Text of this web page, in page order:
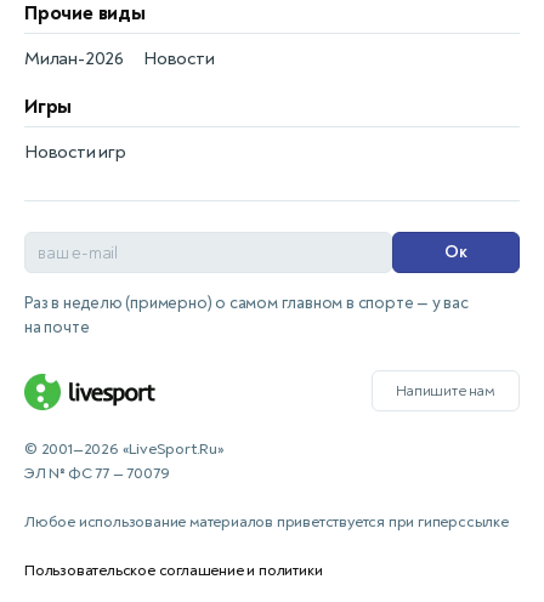
Прочие виды
Новости
Милан-2026
Игры
Новости игр
Ок
Раз в неделю (примерно) о самом главном в спорте — у вас
на почте
Напишите нам
© 2001—2026 «LiveSport.Ru»
ЭЛ № ФС 77 — 70079
Любое использование материалов приветствуется при гиперссылке
Пользовательское соглашение и политики